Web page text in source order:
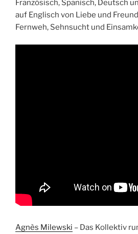
Französisch, Spanisch, Deutsch
auf Englisch von Liebe und
Fernweh, Sehnsucht und
Agnès Milewski – Das Kollektiv